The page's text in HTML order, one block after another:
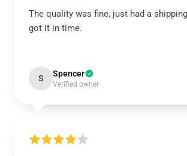
The quality was fine, just had a
got it in time.
S Spencer
Verified owner